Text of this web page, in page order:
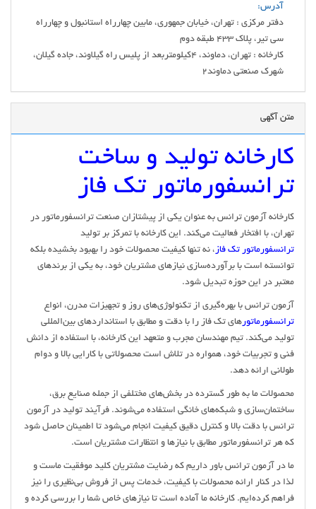
آدرس:
دفتر مرکزی : تهران، خیابان جمهوری، مابین چهارراه استانبول و چهارراه
کارخانه : تهران، دماوند، ۴کیلومتربعد از پلیس راه گیلاوند، جاده گیلان،
شهرک صنعتی دماوند2
متن آگهی
کارخانه تولید و ساخت
ترانسفورماتور تک فاز
کارخانه آزمون ترانس به عنوان یکی از پیشتازان صنعت ترانسفورماتور در
تهران، با افتخار فعالیت می‌کند. این کارخانه با تمرکز بر تولید
ترانسفورماتور تک فاز ، نه تنها کیفیت محصولات خود را بهبود بخشیده بلکه
توانسته است با برآورده‌سازی نیازهای مشتریان خود، به یکی از برندهای
معتبر در این حوزه تبدیل شود.
آزمون ترانس با بهره‌گیری از تکنولوژی‌های روز و تجهیزات مدرن، انواع
ترانسفورماتور های تک فاز را با دقت و مطابق با استانداردهای بین‌المللی
تولید می‌کند. تیم مهندسان مجرب و متعهد این کارخانه، با استفاده از دانش
فنی و تجربیات خود، همواره در تلاش است محصولاتی با کارایی بالا و دوام
طولانی ارائه دهد.
محصولات ما به طور گسترده در بخش‌های مختلفی از جمله صنایع برق،
ساختمان‌سازی و شبکه‌های خانگی استفاده می‌شوند. فرآیند تولید در آزمون
ترانس با دقت بالا و کنترل دقیق کیفیت انجام می‌شود تا اطمینان حاصل شود
که هر ترانسفورماتور مطابق با نیازها و انتظارات مشتریان است.
ما در آزمون ترانس باور داریم که رضایت مشتریان کلید موفقیت ماست و
لذا در کنار ارائه محصولات با کیفیت، خدمات پس از فروش بی‌نظیری را نیز
فراهم کرده‌ایم. کارخانه ما آماده است تا نیازهای خاص شما را بررسی کرده و